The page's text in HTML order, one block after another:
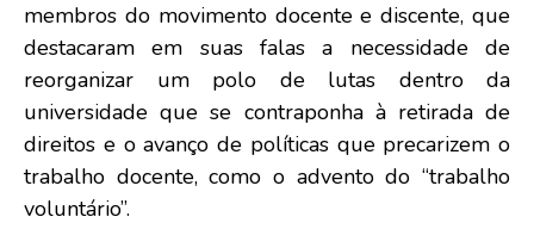
membros do movimento docente e discente, que
destacaram em suas falas a necessidade de
reorganizar um polo de lutas dentro da
universidade que se contraponha à retirada de
direitos e o avanço de políticas que precarizem o
trabalho docente, como o advento do “trabalho
voluntário”.